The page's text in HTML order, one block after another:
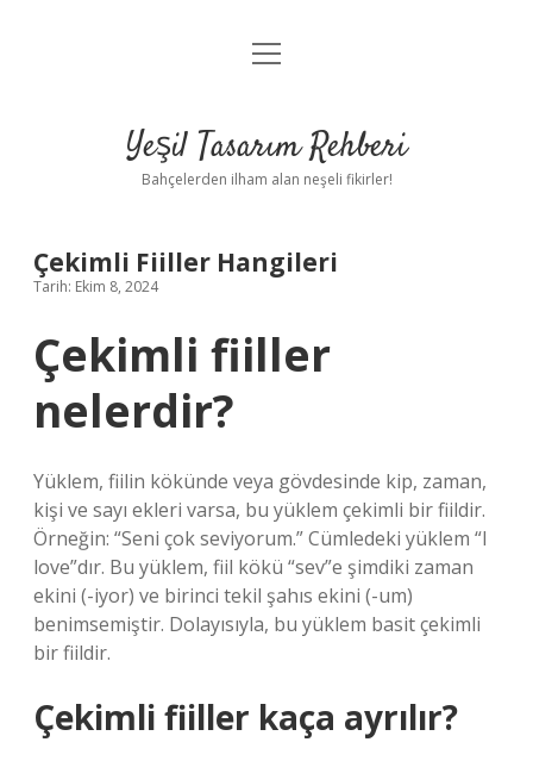
Anasayfa
Yasal Uyarı
menüyü
Yeşil Tasarım Rehberi
Bahçelerden ilham alan neşeli fikirler!
Çekimli Fiiller Hangileri
Tarih: Ekim 8, 2024
Çekimli fiiller
nelerdir?
Yüklem, fiilin kökünde veya gövdesinde kip, zaman,
kişi ve sayı ekleri varsa, bu yüklem çekimli bir fiildir.
Örneğin: “Seni çok seviyorum.” Cümledeki yüklem “I
love”dır. Bu yüklem, fiil kökü “sev”e şimdiki zaman
ekini (-iyor) ve birinci tekil şahıs ekini (-um)
benimsemiştir. Dolayısıyla, bu yüklem basit çekimli
bir fiildir.
Çekimli fiiller kaça ayrılır?